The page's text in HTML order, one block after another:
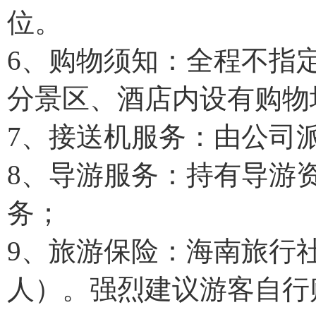
位。
6、购物须知：全程不指
分景区、酒店内设有购
7、接送机服务：由公司
8、导游服务：持有导游
务；
9、旅游保险：海南旅行
人）。强烈建议游客自